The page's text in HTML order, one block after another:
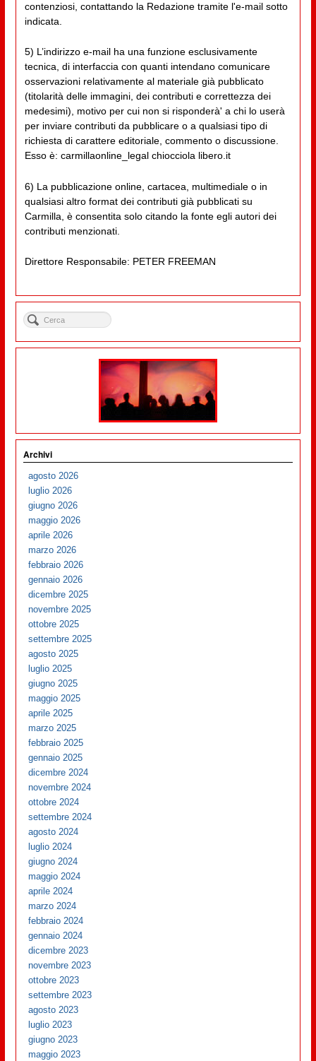
contenziosi, contattando la Redazione tramite l'e-mail sotto
indicata.
5) L’indirizzo e-mail ha una funzione esclusivamente
tecnica, di interfaccia con quanti intendano comunicare
osservazioni relativamente al materiale già pubblicato
(titolarità delle immagini, dei contributi e correttezza dei
medesimi), motivo per cui non si risponderà' a chi lo userà
per inviare contributi da pubblicare o a qualsiasi tipo di
richiesta di carattere editoriale, commento o discussione.
Esso è: carmillaonline_legal chiocciola libero.it
6) La pubblicazione online, cartacea, multimediale o in
qualsiasi altro format dei contributi già pubblicati su
Carmilla, è consentita solo citando la fonte egli autori dei
contributi menzionati.
Direttore Responsabile: PETER FREEMAN
Archivi
agosto 2026
luglio 2026
giugno 2026
maggio 2026
aprile 2026
marzo 2026
febbraio 2026
gennaio 2026
dicembre 2025
novembre 2025
ottobre 2025
settembre 2025
agosto 2025
luglio 2025
giugno 2025
maggio 2025
aprile 2025
marzo 2025
febbraio 2025
gennaio 2025
dicembre 2024
novembre 2024
ottobre 2024
settembre 2024
agosto 2024
luglio 2024
giugno 2024
maggio 2024
aprile 2024
marzo 2024
febbraio 2024
gennaio 2024
dicembre 2023
novembre 2023
ottobre 2023
settembre 2023
agosto 2023
luglio 2023
giugno 2023
maggio 2023